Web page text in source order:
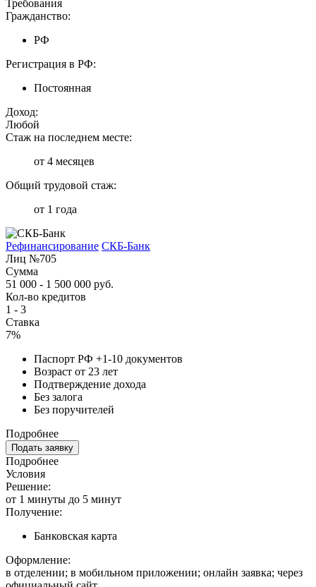
Требования
Гражданство:
РФ
Регистрация в РФ:
Постоянная
Доход:
Любой
Стаж на последнем месте:
от 4 месяцев
Общий трудовой стаж:
от 1 года
Рефинансирование СКБ-Банк
Лиц №705
Сумма
51 000 - 1 500 000 руб.
Кол-во кредитов
1 - 3
Ставка
7%
Паспорт РФ +1-10 документов
Возраст от 23 лет
Подтверждение дохода
Без залога
Без поручителей
Подробнее
Подать заявку
Подробнее
Условия
Решение:
от 1 минуты до 5 минут
Получение:
Банковская карта
Оформление:
в отделении; в мобильном приложении; онлайн заявка; через